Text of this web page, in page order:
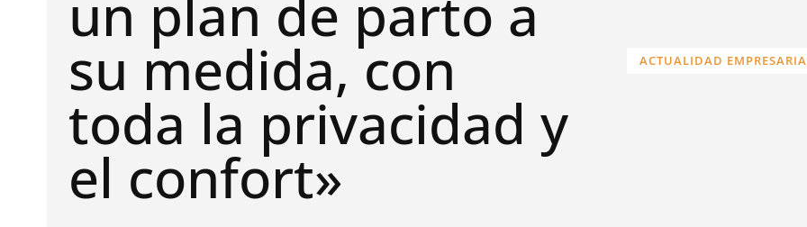
un plan de parto a
su medida, con
toda la privacidad y
el confort»
ACTUALIDAD